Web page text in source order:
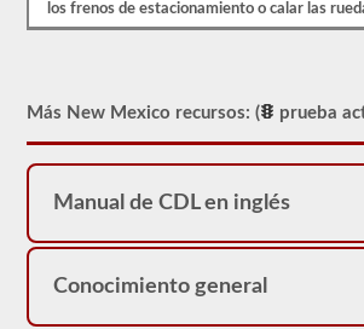
otras
en
sirve
como
restricción
su
Puede
un
los frenos de estacionamiento o calar las
Más New Mexico recursos: ( prueba
Manual de CDL en inglés
Conocimiento general